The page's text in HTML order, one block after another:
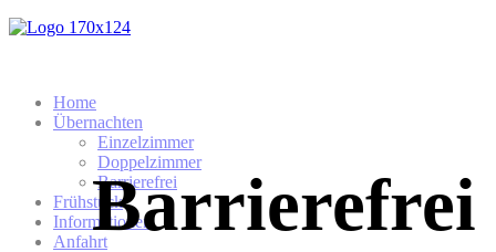
Home
Übernachten
Einzelzimmer
Doppelzimmer
Barrierefrei
Frühstück
Informationen
AnfahrtBarrierefrei